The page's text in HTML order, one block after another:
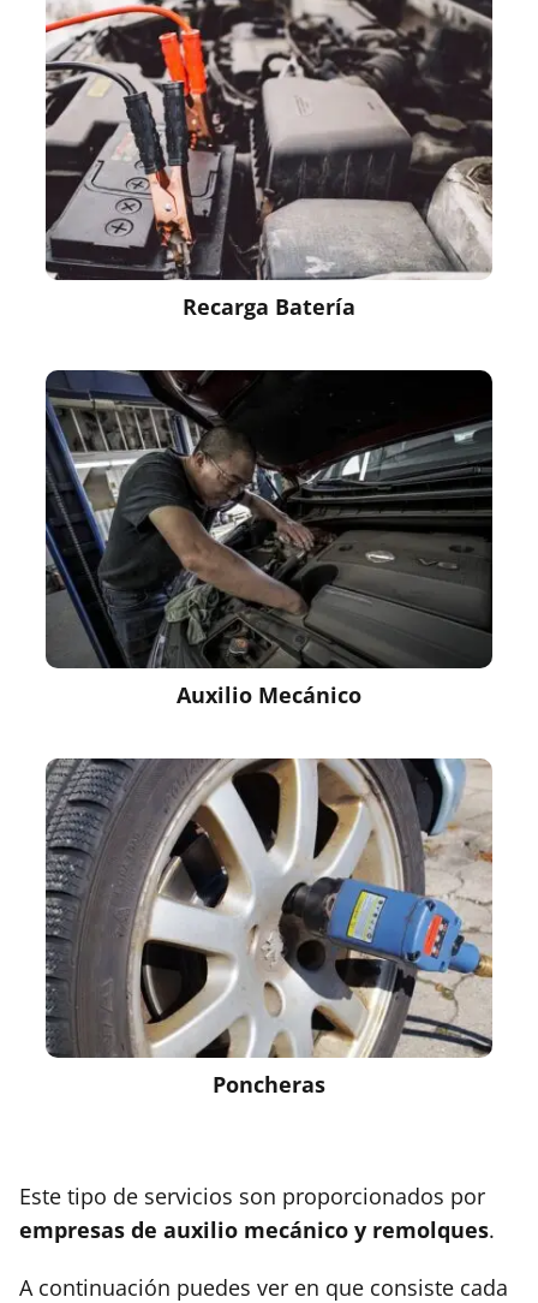
Recarga Batería
Auxilio Mecánico
Poncheras
Este tipo de servicios son proporcionados por
empresas de auxilio mecánico y remolques.
A continuación puedes ver en que consiste cada